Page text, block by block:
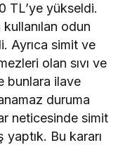
TL’ye yükseldi.
kullanılan odun
Ayrıca simit ve
olan sıvı ve
bunlara ilave
duruma
neticesinde simit
Bu kararı